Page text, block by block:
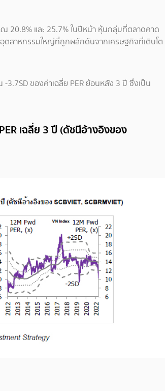
20.8% และ 25.7% ในปีหน้า หุ้นกลุ่มที่ตลาดคาด
ตสาหกรรมใหญ่ที่ถูกผลักดันจากเศรษฐกิจที่เติบโต
3.7SD ของค่าเฉลี่ย PER ย้อนหลัง 3 ปี ซึ่งเป็น
เฉลี่ย 3 ปี (ดัชนีอ้างอิงของ